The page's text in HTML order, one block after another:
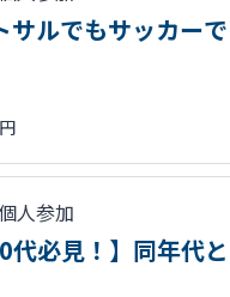
ルでもサッカー
人参加
必見！】同年代